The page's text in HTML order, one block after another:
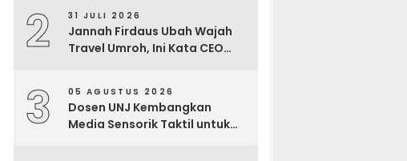
2 31 JULI 2026
Jannah Firdaus Ubah Wajah
Travel Umroh, Ini Kata CEO
3 05 AGUSTUS 2026
Dosen UNJ Kembangkan
Media Sensorik Taktil untuk